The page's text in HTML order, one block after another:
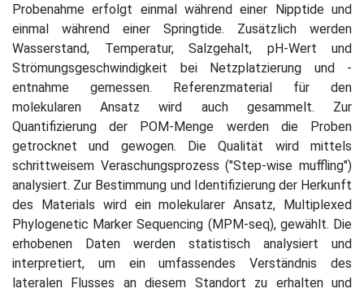
Probenahme erfolgt einmal während einer Nipptide und
einmal während einer Springtide. Zusätzlich werden
Wasserstand, Temperatur, Salzgehalt, pH-Wert und
Strömungsgeschwindigkeit bei Netzplatzierung und -
entnahme gemessen. Referenzmaterial für den
molekularen Ansatz wird auch gesammelt. Zur
Quantifizierung der POM-Menge werden die Proben
getrocknet und gewogen. Die Qualität wird mittels
schrittweisem Veraschungsprozess ("Step-wise muffling")
analysiert. Zur Bestimmung und Identifizierung der Herkunft
des Materials wird ein molekularer Ansatz, Multiplexed
Phylogenetic Marker Sequencing (MPM-seq), gewählt. Die
erhobenen Daten werden statistisch analysiert und
interpretiert, um ein umfassendes Verständnis des
lateralen Flusses an diesem Standort zu erhalten und